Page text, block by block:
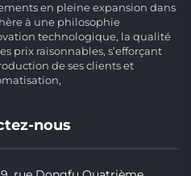
en pleine expansion dans
à une philosophie
technologique, la qualité
prix raisonnables, s’efforçant
de ses clients et
nous